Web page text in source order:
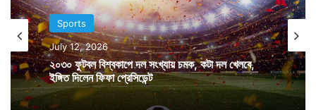
বিরাটরা করবেন তা নিয়ে সন্দেহ নেই।
Sports
July 12, 2026
২০৩০ ফুটবল বিশ্বকাপে দল সংখ্যায় চমক, কটা দল খেলবে,
ইঙ্গিত দিলেন ফিফা প্রেসিডেন্ট